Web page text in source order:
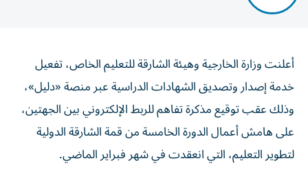
أعلنت وزارة الخارجية وهيئة الشارقة للتعليم الخاص، تفعيل
خدمة إصدار وتصديق الشهادات الدراسية عبر منصة «دليل»،
وذلك عقب توقيع مذكرة تفاهم للربط الإلكتروني بين الجهتين،
على هامش أعمال الدورة الخامسة من قمة الشارقة الدولية
لتطوير التعليم، التي انعقدت في شهر فبراير الماضي.